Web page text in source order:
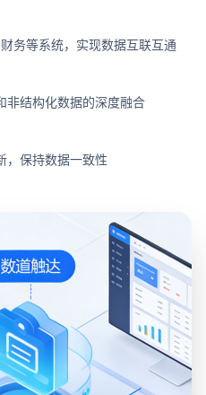
务等系统，实现数据互联互通
非结构化数据的深度融合
，保持数据一致性